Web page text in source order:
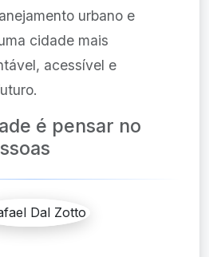
urbano e
cidade mais
acessível e
é pensar no